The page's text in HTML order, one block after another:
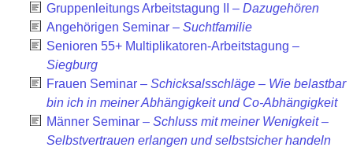
Gruppen­leitungs Arbeits­tagung II –Dazugehören
Angehörigen Seminar –Suchtfamilie
Senioren 55+ Multi­plikatoren-Arbeits­tagung –
Siegburg
Frauen Seminar –Schicksalsschläge – Wie belastbar
bin ich in meiner Abhängig­keit und Co-Abhängig­keit
Männer Seminar –Schluss mit meiner Wenigkeit –
Selbstvertrauen erlangen und selbstsicher handeln